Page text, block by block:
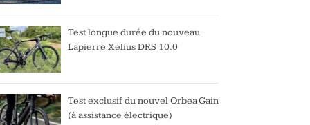
Test longue durée du nouveau
Lapierre Xelius DRS 10.0
Test exclusif du nouvel Orbea Gain
(à assistance électrique)